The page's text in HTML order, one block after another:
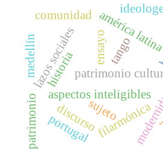
patrimonio
tango
aspectos inteligibles
lazos sociales
sujeto
discurso
américa latina
ensayo
filarmónica
portugal
historia
comunidad
medellín
patrimonio